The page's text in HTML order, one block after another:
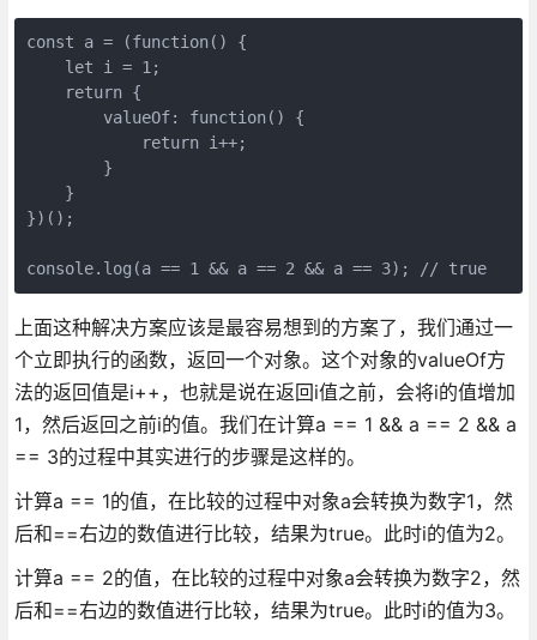
const a = (function() {
    let i = 1;
    return {
        valueOf: function() {
            return i++;
        }
    }
})();
console.log(a == 1 && a == 2 && a == 3); // true
上面这种解决方案应该是最容易想到的方案了，我们通过一
个立即执行的函数，返回一个对象。这个对象的valueOf方
法的返回值是i++，也就是说在返回i值之前，会将i的值增加
1，然后返回之前i的值。我们在计算a == 1 && a == 2 && a
== 3的过程中其实进行的步骤是这样的。
计算a == 1的值，在比较的过程中对象a会转换为数字1，然
后和==右边的数值进行比较，结果为true。此时i的值为2。
计算a == 2的值，在比较的过程中对象a会转换为数字2，然
后和==右边的数值进行比较，结果为true。此时i的值为3。